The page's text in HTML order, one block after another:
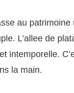
au
L’allee de
intemporelle.
la main.